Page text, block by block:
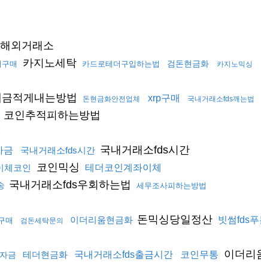
외거래소
매 카지노세탁 카드로테더구입하는법 검돈현금화 카지노믹싱
적게내는방법 돈현금화안전업체 xrp구매 국내거래소fds깨는법
코인추적피하는방법
금 국내거래소fds시간 국내거래소fds시간
체코인 코인믹싱
테더코인계좌이체
국내거래소fds우회하는법 세무조사피하는방법
매 검돈세탁문의 이더리움현금화 돈믹싱당일정산 빗썸fds푸
금 테더현금화 국내거래소fds출금시간 코인무통 이더리